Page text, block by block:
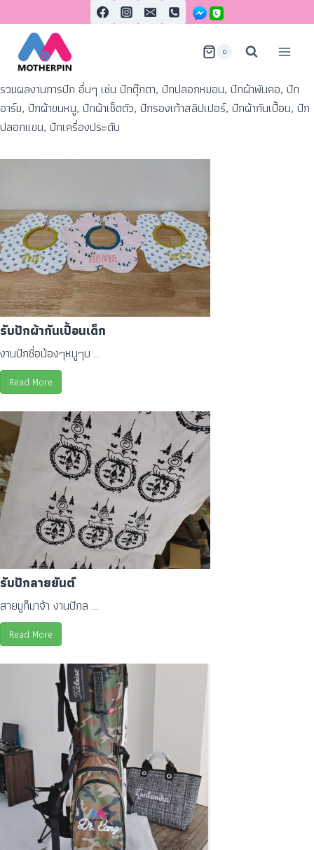
0
รวมผลงานการปัก อื่นๆ เช่น ปักตุ๊กตา, ปักปลอกหมอน, ปักผ้าพันคอ, ปัก
อาร์ม, ปักผ้าขนหนู, ปักผ้าเช็ดตัว, ปักรองเท้าสลิปเปอร์, ปักผ้ากันเปื้อน, ปัก
ปลอกแขน, ปักเครื่องประดับ
รับปักผ้ากันเปื้อนเด็ก
งานปักชื่อน้องๆหนูๆบ ...
Read More
รับปักลายยันต์
สายมูก็มาจ้า งานปักล ...
Read More